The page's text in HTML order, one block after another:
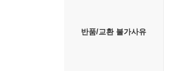
반품/교환 불가사유